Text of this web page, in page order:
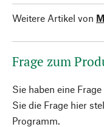
Weitere Artikel von
Frage zum
Sie haben eine
Sie die Frage hier
Programm.